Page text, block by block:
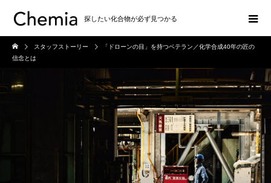
探したい化合物が必ず見つかる
スタッフストーリー
「ドローンの目」を持つベテラン／化学合成40年の匠の
信念とは